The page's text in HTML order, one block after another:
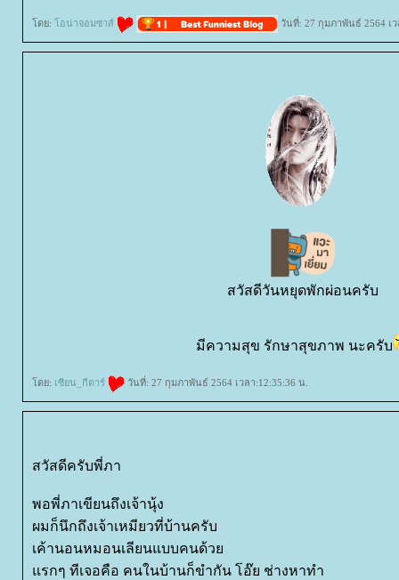
ดย: อน่าจอมซ่าส์ วันที่: 27 กุมภาพันธ์ 2564 เ
สวัสดีวันหยุดพักผ่อนครับ
มีความสุข รักษาสุขภาพ นะครับ
ดย: เซียน_กีตาร์ วันที่: 27 กุมภาพันธ์ 2564 เวลา:12:35:36 น.
สวัสดีครับพี่ภา
พอพี่ภาเขียนถึงเจ้านุ้ง
ผมก็นึกถึงเจ้าเหมียวที่บ้านครับ
เค้านอนหมอนเลียนแบบคนด้ว
รกๆ ทีเจอคือ คนในบ้านก็ขำกัน โอ๊ย ช่างหาทำ